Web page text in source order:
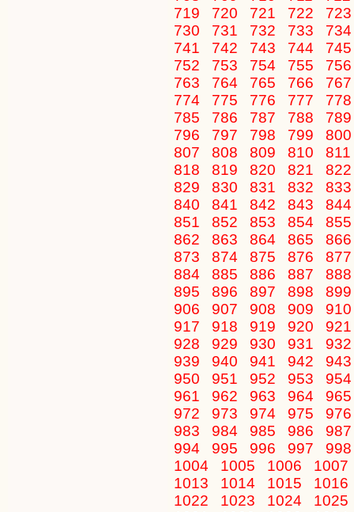
719
720 721 722
730
731 732 733
741
742 743 744
752
753 754 755
763
764 765 766
774
775 776 777
785
786 787 788
796
797 798 799
807
808 809 810
811
818
819 820 821
829
830 831 832
840
841 842 843
851
852 853 854
862
863 864 865
873
874 875 876
884
885 886 887
895
896 897 898
906
907 908 909
917
918 919 920
928
929 930 931
939
940 941 942
950
951 952 953
961
962 963 964
972
973 974 975
983
984 985 986
994
995 996 997
1004
1005 1006
1007
1013
1014 1015
1016
1022
1023 1024
1025